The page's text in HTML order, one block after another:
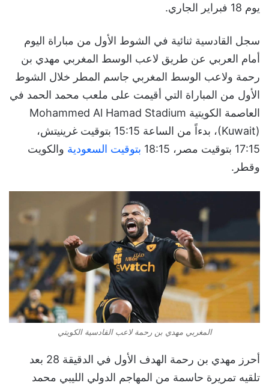
يوم 18 فبراير الجاري.
سجل القادسية ثنائية في الشوط الأول من مباراة اليوم
أمام العربي عن طريق لاعب الوسط المغربي مهدي بن
رحمة ولاعب الوسط المغربي جاسم المطر خلال الشوط
الأول من المباراة التي أقيمت على ملعب محمد الحمد في
العاصمة الكويتية Mohammed Al Hamad Stadium
(Kuwait)، بدءاً من الساعة 15:15 بتوقيت غرينيتش،
17:15 بتوقيت مصر، 18:15
بتوقيت السعودية والكويت
وقطر.
المغربي مهدي بن رحمة لاعب القادسية الكويتي
أحرز مهدي بن رحمة الهدف الأول في الدقيقة 28 بعد
تلقيه تمريرة حاسمة من المهاجم الدولي الليبي محمد